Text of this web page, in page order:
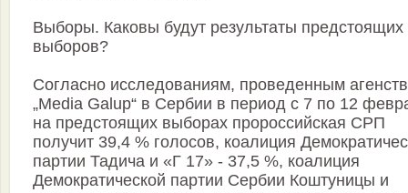
Выборы. Каковы будут результаты предстоящих
выборов?
Согласно исследованиям, проведенным
„Media Galup“ в Сербии в период с 7 по 12
на предстоящих выборах пророссийская СРП
получит 39,4 % голосов, коалиция
партии Тадича и «Г 17» - 37,5 %, коалиция
Демократической партии Сербии Коштуницы и